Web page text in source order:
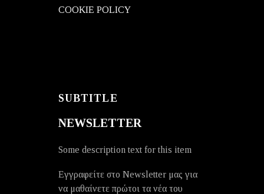
COOKIE POLICY
SUBTITLE
NEWSLETTER
Some description text for this item
Εγγραφείτε στο Newsletter μας για
να μαθαίνετε πρώτοι τα νέα του